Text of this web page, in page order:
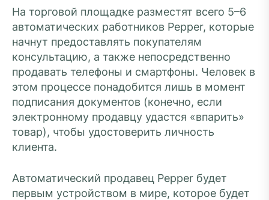
На торговой площадке разместят всего 5–6
автоматических работников Pepper, которые
начнут предоставлять покупателям
консультацию, а также непосредственно
продавать телефоны и смартфоны. Человек в
этом процессе понадобится лишь в момент
подписания документов (конечно, если
электронному продавцу удастся «впарить»
товар), чтобы удостоверить личность
клиента.
Автоматический продавец Pepper будет
первым устройством в мире, которое будет